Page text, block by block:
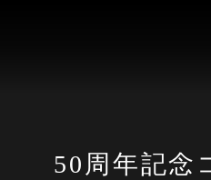
50周年記念